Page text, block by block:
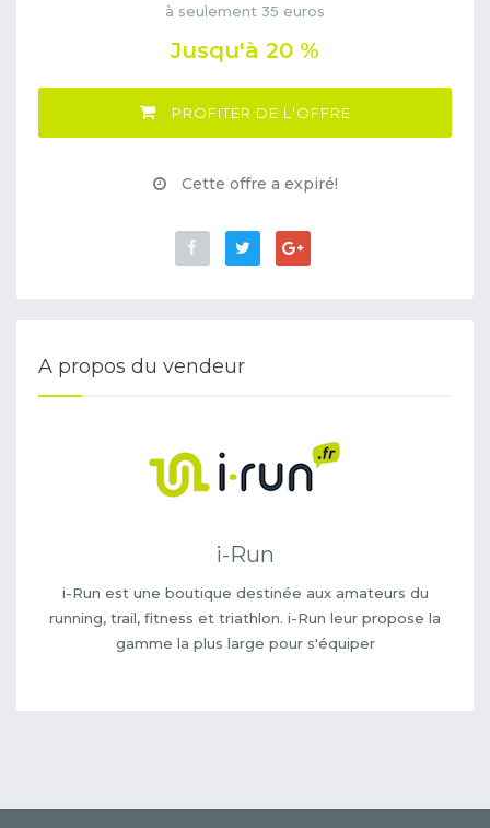
à seulement 35 euros
Jusqu'à 20 %
PROFITER DE L'OFFRE
Cette offre a expiré!
A propos du vendeur
i-Run
i-Run est une boutique destinée aux amateurs du
running, trail, fitness et triathlon. i-Run leur propose la
gamme la plus large pour s'équiper